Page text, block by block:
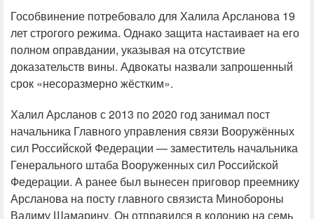
Гособвинение потребовало для Халила Арсланова 19
лет строгого режима. Однако защита настаивает на его
полном оправдании, указывая на отсутствие
доказательств вины. Адвокаты назвали запрошенный
срок «несоразмерно жёстким».
Халил Арсланов с 2013 по 2020 год занимал пост
начальника Главного управления связи Вооружённых
сил Российской Федерации — заместитель начальника
Генерального штаба Вооруженных сил Российской
Федерации. А ранее был вынесен приговор преемнику
Арсланова на посту главного связиста Минобороны
Вадиму Шамарину. Он отправился в колонию на семь